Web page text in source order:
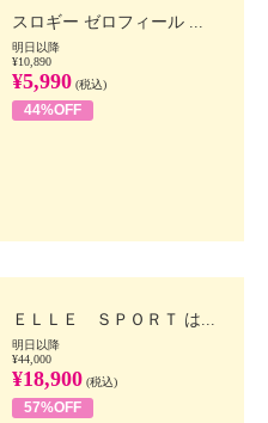
スロギー ゼロフィール ...
明日以降
¥10,890
¥5,990 (税込)
44%OFF
ＥＬＬＥ ＳＰＯＲＴ は...
明日以降
¥44,000
¥18,900 (税込)
57%OFF